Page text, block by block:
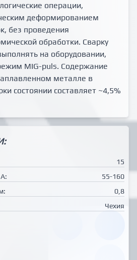
операции,
деформированием
без проведения
обработки. Сварку
на оборудовании,
MIG-puls. Содержание
металле в
состоянии составляет ~4,5%
15
55-160
0,8
Чехия